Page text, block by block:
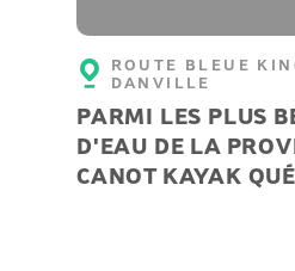
ROUTE BLEUE
DANVILLE
PARMI LES PLUS
D'EAU DE LA
CANOT KAYAK